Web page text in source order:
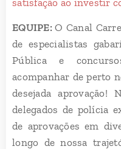
satisfação ao investir
EQUIPE:O Canal
de especialistas
Pública e
acompanhar de perto
desejada aprovação!
delegados de polícia
de aprovações em
longo de nossa